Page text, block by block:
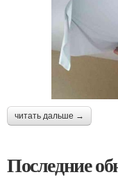
читать дальше →
Последние